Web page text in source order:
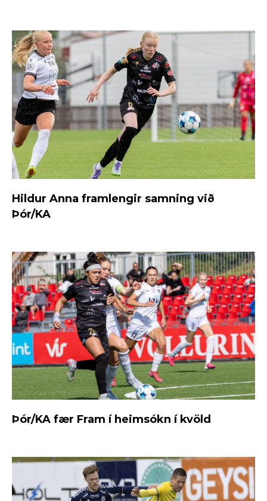
Hildur Anna framlengir samning við
Þór/KA
Þór/KA fær Fram í heimsókn í kvöld